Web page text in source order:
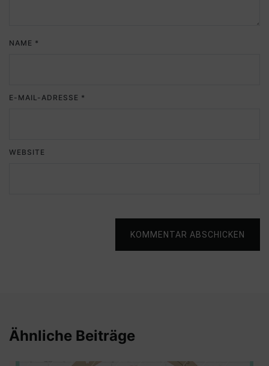
NAME *
E-MAIL-ADRESSE *
WEBSITE
KOMMENTAR ABSCHICKEN
Ähnliche Beiträge